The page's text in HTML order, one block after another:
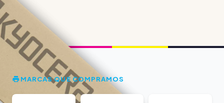
MARCAS QUE COMPRAMOS